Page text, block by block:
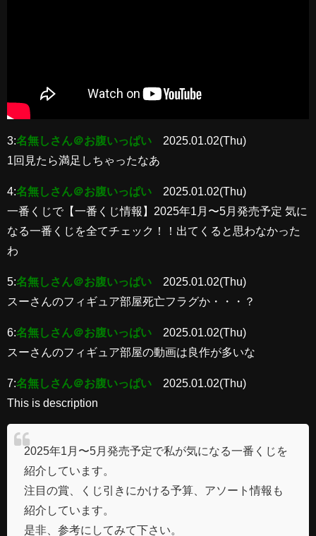
3:名無しさん＠お腹いっぱい
2025.01.02(Thu)
1回見たら満足しちゃったなあ
4:名無しさん＠お腹いっぱい
2025.01.02(Thu)
一番くじで【一番くじ情報】2025年1月〜5月発売予定 気に
なる一番くじを全てチェック！！出てくると思わなかった
わ
5:名無しさん＠お腹いっぱい
2025.01.02(Thu)
スーさんのフィギュア部屋死亡フラグか・・・？
6:名無しさん＠お腹いっぱい
2025.01.02(Thu)
スーさんのフィギュア部屋の動画は良作が多いな
7:名無しさん＠お腹いっぱい
2025.01.02(Thu)
This is description
2025年1月〜5月発売予定で私が気になる一番くじを
紹介しています。
注目の賞、くじ引きにかける予算、アソート情報も
紹介しています。
是非、参考にしてみて下さい。